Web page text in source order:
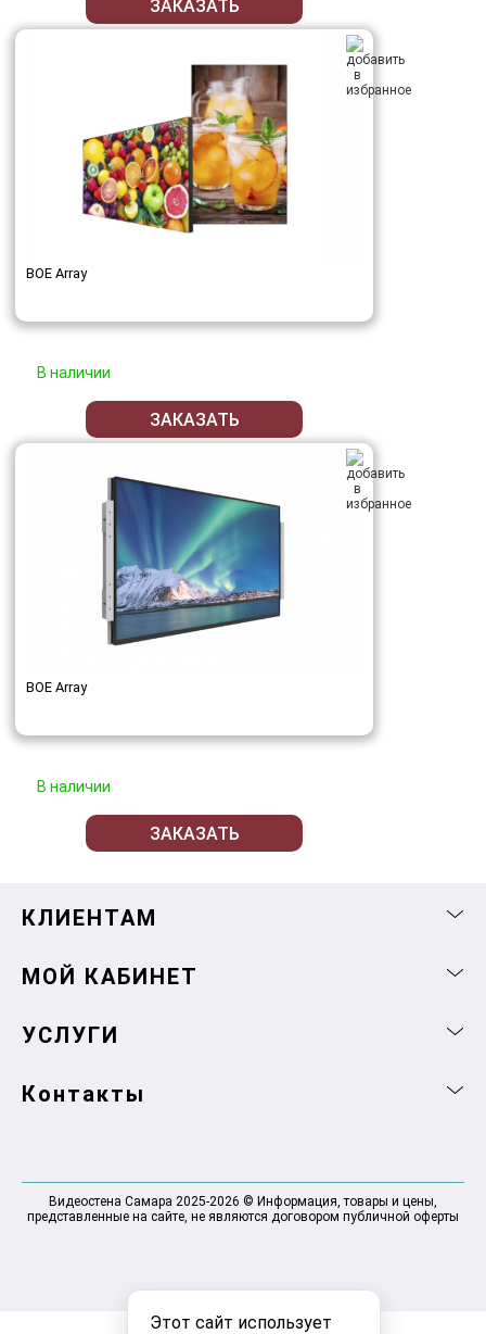
Этот сайт использует
ЗАКАЗАТЬ
BOE Array
В наличии
ЗАКАЗАТЬ
BOE Array
В наличии
ЗАКАЗАТЬ
КЛИЕНТАМ
МОЙ КАБИНЕТ
УСЛУГИ
Контакты
Видеостена Самара 2025-2026 © Информация, товары и цены,
представленные на сайте, не являются договором публичной оферты